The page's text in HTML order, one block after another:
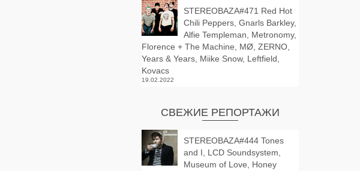
STEREOBAZA#471 Red Hot
Chili Peppers, Gnarls Barkley,
Alfie Templeman, Metronomy,
Florence + The Machine, MØ, ZERNO,
Years & Years, Miike Snow, Leftfield,
Kovacs
19.02.2022
СВЕЖИЕ РЕПОРТАЖИ
STEREOBAZA#444 Tones
and I, LCD Soundsystem,
Museum of Love, Honey